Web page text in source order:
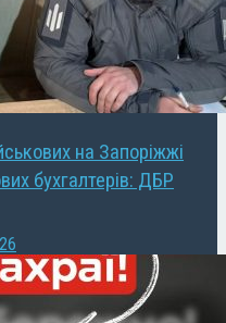
на Запоріжжі
бухгалтерів: ДБР